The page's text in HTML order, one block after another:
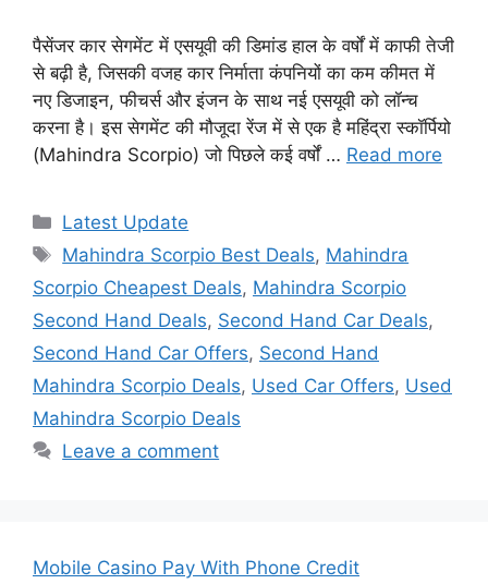
पैसेंजर कार सेगमेंट में एसयूवी की डिमांड हाल के वर्षों में काफी तेजी
से बढ़ी है, जिसकी वजह कार निर्माता कंपनियों का कम कीमत में
नए डिजाइन, फीचर्स और इंजन के साथ नई एसयूवी को लॉन्च
करना है। इस सेगमेंट की मौजूदा रेंज में से एक है महिंद्रा स्कॉर्पियो
(Mahindra Scorpio) जो पिछले कई वर्षों … Read more
Categories
Latest Update
Tags
Mahindra Scorpio Best Deals, Mahindra
Scorpio Cheapest Deals, Mahindra Scorpio
Second Hand Deals, Second Hand Car Deals,
Second Hand Car Offers, Second Hand
Mahindra Scorpio Deals, Used Car Offers, Used
Mahindra Scorpio Deals
Leave a comment
Mobile Casino Pay With Phone Credit